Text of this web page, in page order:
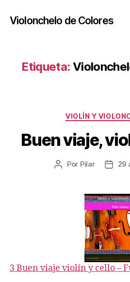
Violonchelo de Colores
Etiqueta:
VIOLÍN Y
Buen viaje,
Autor
publicación
Por Pilar
Fecha
29
3 Buen viaje violín y cello –